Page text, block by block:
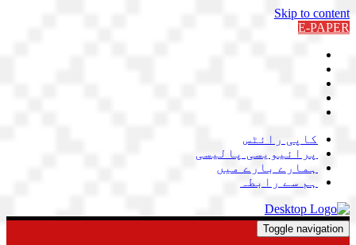
Skip to content
E-PAPER
کاپی رائٹس
پرائیویسی پالیسی
ہمارے بارے میں
ہم سے رابطہ
Toggle navigation